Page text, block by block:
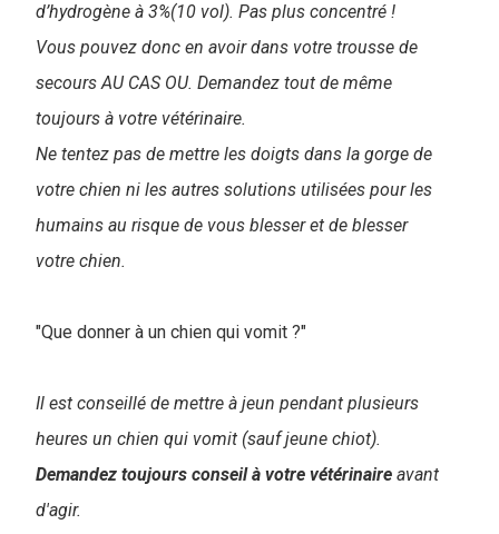
d’hydrogène à 3%(10 vol). Pas plus concentré !
Vous pouvez donc en avoir dans votre trousse de
secours AU CAS OU. Demandez tout de même
toujours à votre vétérinaire.
Ne tentez pas de mettre les doigts dans la gorge de
votre chien ni les autres solutions utilisées pour les
humains au risque de vous blesser et de blesser
votre chien.
"Que donner à un chien qui vomit ?"
Il est conseillé de mettre à jeun pendant plusieurs
heures un chien qui vomit (sauf jeune chiot).
Demandez toujours conseil à votre vétérinaire avant
d'agir.